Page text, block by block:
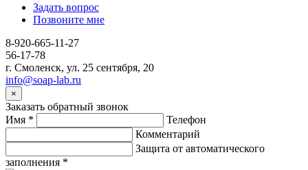
Задать вопрос
Позвоните мне
8-920-665-11-27
56-17-78
г. Смоленск, ул. 25 сентября, 20
info@soap-lab.ru
×
Заказать обратный звонок
Имя *
Телефон
Комментарий
Защита от автоматического
заполнения *